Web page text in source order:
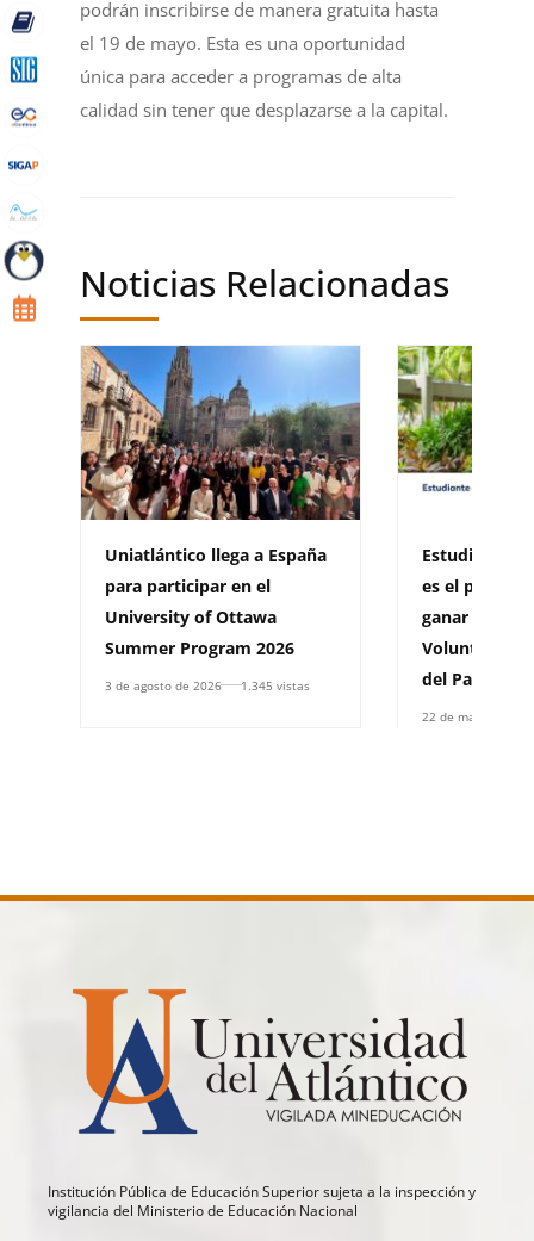
podrán inscribirse de manera gratuita hasta
el 19 de mayo. Esta es una oportunidad
única para acceder a programas de alta
calidad sin tener que desplazarse a la capital.
Noticias Relacionadas
Uniatlántico llega a España
para participar en el
University of Ottawa
Summer Program 2026
3 de agosto de 2026 1.345 vistas
Estudiante
es el primer
ganar la
Voluntariado
del Pacífico
22 de mayo de
Institución Pública de Educación Superior sujeta a la inspección y
vigilancia del Ministerio de Educación Nacional